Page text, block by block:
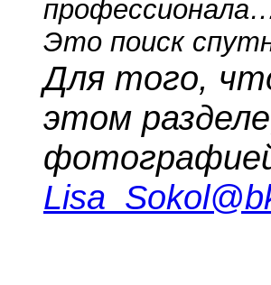
Это поиск
Для того,
этом